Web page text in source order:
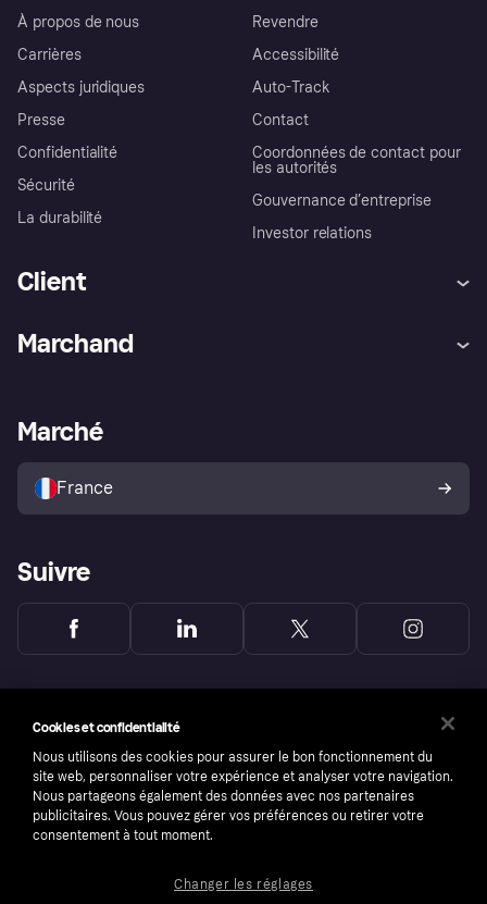
À propos de nous
Carrières
Aspects juridiques
Presse
Confidentialité
Sécurité
La durabilité
Revendre
Accessibilité
Auto-Track
Contact
Coordonnées de contact pour
les autorités
Gouvernance d’entreprise
Investor relations
Client
Explorez les magasins
Politique de protection de
l’acheteur Klarna
Marchand
Portail Marchand
Marché
France
Suivre
Cookies et confidentialité
Nous utilisons des cookies pour assurer le bon fonctionnement du
site web, personnaliser votre expérience et analyser votre navigation.
Nous partageons également des données avec nos partenaires
publicitaires. Vous pouvez gérer vos préférences ou retirer votre
consentement à tout moment.
Changer les réglages